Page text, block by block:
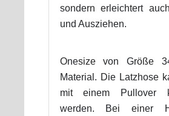
sondern erleichtert
und Ausziehen.
Onesize von Größe
Material. Die Latzhose
mit einem Pullover
werden. Bei einer